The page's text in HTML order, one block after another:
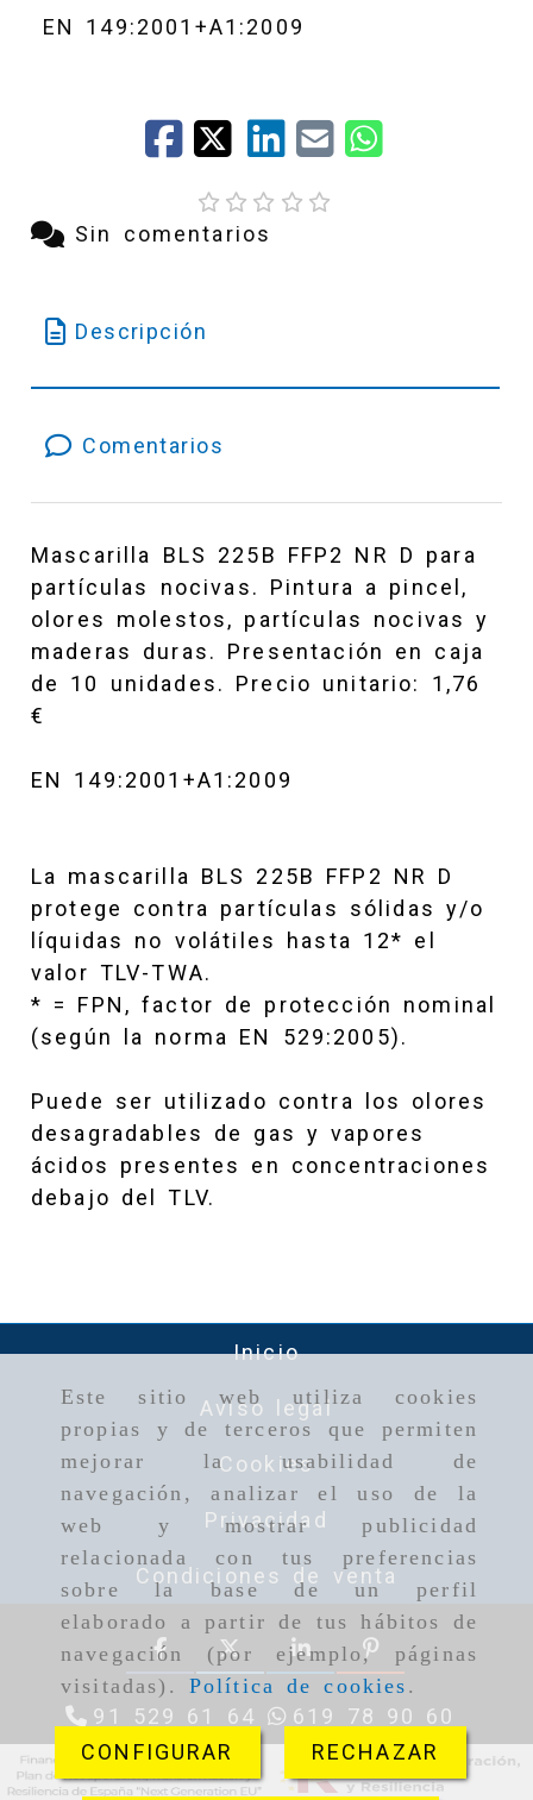
Este sitio web utiliza cookies
propias y de terceros que permiten
mejorar la usabilidad de
navegación, analizar el uso de la
web y mostrar publicidad
relacionada con tus preferencias
sobre la base de un perfil
elaborado a partir de tus hábitos de
navegación (por ejemplo, páginas
visitadas). Política de cookies .
CONFIGURAR RECHAZAR
EN 149:2001+A1:2009
Sin comentarios
Descripción
Comentarios
Mascarilla BLS 225B FFP2 NR D para
partículas nocivas. Pintura a pincel,
olores molestos, partículas nocivas y
maderas duras. Presentación en caja
de 10 unidades. Precio unitario: 1,76
€
EN 149:2001+A1:2009
La mascarilla BLS 225B FFP2 NR D
protege contra partículas sólidas y/o
líquidas no volátiles hasta 12* el
valor TLV-TWA.
* = FPN, factor de protección nominal
(según la norma EN 529:2005).
Puede ser utilizado contra los olores
desagradables de gas y vapores
ácidos presentes en concentraciones
debajo del TLV.
Inicio
Aviso legal
Cookies
Privacidad
Condiciones de venta
91 529 61 64 619 78 90 60